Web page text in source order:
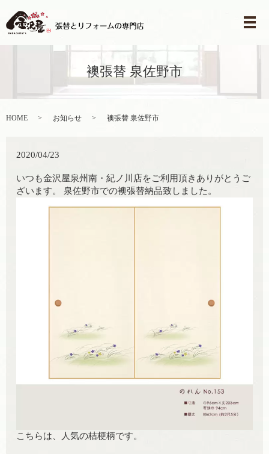
メ
襖張替 泉佐野市
HOME お知らせ 襖張替 泉佐野市
2020/04/23
いつも金沢屋泉州南・紀ノ川店をご利用頂きありがとうご
ざいます。 泉佐野市での襖張替納品致しました。
こちらは、人気の桔梗柄です。